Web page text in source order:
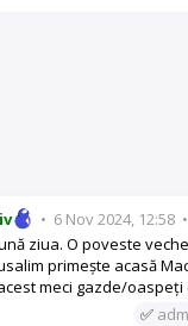
• 6 Nov 2024, 12:58 •
ziua. O poveste
primește acasă
meci gazde/oaspeți
✅